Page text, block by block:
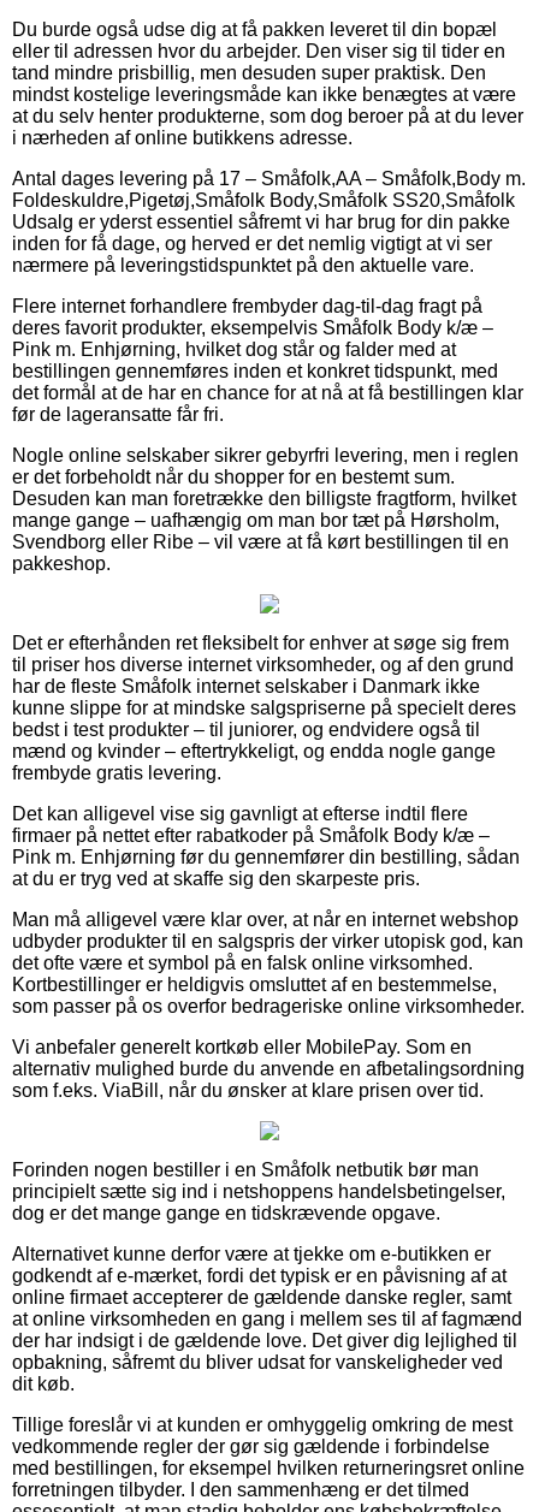
Du burde også udse dig at få pakken leveret til din bopæl
eller til adressen hvor du arbejder. Den viser sig til tider en
tand mindre prisbillig, men desuden super praktisk. Den
mindst kostelige leveringsmåde kan ikke benægtes at være
at du selv henter produkterne, som dog beroer på at du lever
i nærheden af online butikkens adresse.
Antal dages levering på 17 – Småfolk,AA – Småfolk,Body m.
Foldeskuldre,Pigetøj,Småfolk Body,Småfolk SS20,Småfolk
Udsalg er yderst essentiel såfremt vi har brug for din pakke
inden for få dage, og herved er det nemlig vigtigt at vi ser
nærmere på leveringstidspunktet på den aktuelle vare.
Flere internet forhandlere frembyder dag-til-dag fragt på
deres favorit produkter, eksempelvis Småfolk Body k/æ –
Pink m. Enhjørning, hvilket dog står og falder med at
bestillingen gennemføres inden et konkret tidspunkt, med
det formål at de har en chance for at nå at få bestillingen klar
før de lageransatte får fri.
Nogle online selskaber sikrer gebyrfri levering, men i reglen
er det forbeholdt når du shopper for en bestemt sum.
Desuden kan man foretrække den billigste fragtform, hvilket
mange gange – uafhængig om man bor tæt på Hørsholm,
Svendborg eller Ribe – vil være at få kørt bestillingen til en
pakkeshop.
Det er efterhånden ret fleksibelt for enhver at søge sig frem
til priser hos diverse internet virksomheder, og af den grund
har de fleste Småfolk internet selskaber i Danmark ikke
kunne slippe for at mindske salgspriserne på specielt deres
bedst i test produkter – til juniorer, og endvidere også til
mænd og kvinder – eftertrykkeligt, og endda nogle gange
frembyde gratis levering.
Det kan alligevel vise sig gavnligt at efterse indtil flere
firmaer på nettet efter rabatkoder på Småfolk Body k/æ –
Pink m. Enhjørning før du gennemfører din bestilling, sådan
at du er tryg ved at skaffe sig den skarpeste pris.
Man må alligevel være klar over, at når en internet webshop
udbyder produkter til en salgspris der virker utopisk god, kan
det ofte være et symbol på en falsk online virksomhed.
Kortbestillinger er heldigvis omsluttet af en bestemmelse,
som passer på os overfor bedrageriske online virksomheder.
Vi anbefaler generelt kortkøb eller MobilePay. Som en
alternativ mulighed burde du anvende en afbetalingsordning
som f.eks. ViaBill, når du ønsker at klare prisen over tid.
Forinden nogen bestiller i en Småfolk netbutik bør man
principielt sætte sig ind i netshoppens handelsbetingelser,
dog er det mange gange en tidskrævende opgave.
Alternativet kunne derfor være at tjekke om e-butikken er
godkendt af e-mærket, fordi det typisk er en påvisning af at
online firmaet accepterer de gældende danske regler, samt
at online virksomheden en gang i mellem ses til af fagmænd
der har indsigt i de gældende love. Det giver dig lejlighed til
opbakning, såfremt du bliver udsat for vanskeligheder ved
dit køb.
Tillige foreslår vi at kunden er omhyggelig omkring de mest
vedkommende regler der gør sig gældende i forbindelse
med bestillingen, for eksempel hvilken returneringsret online
forretningen tilbyder. I den sammenhæng er det tilmed